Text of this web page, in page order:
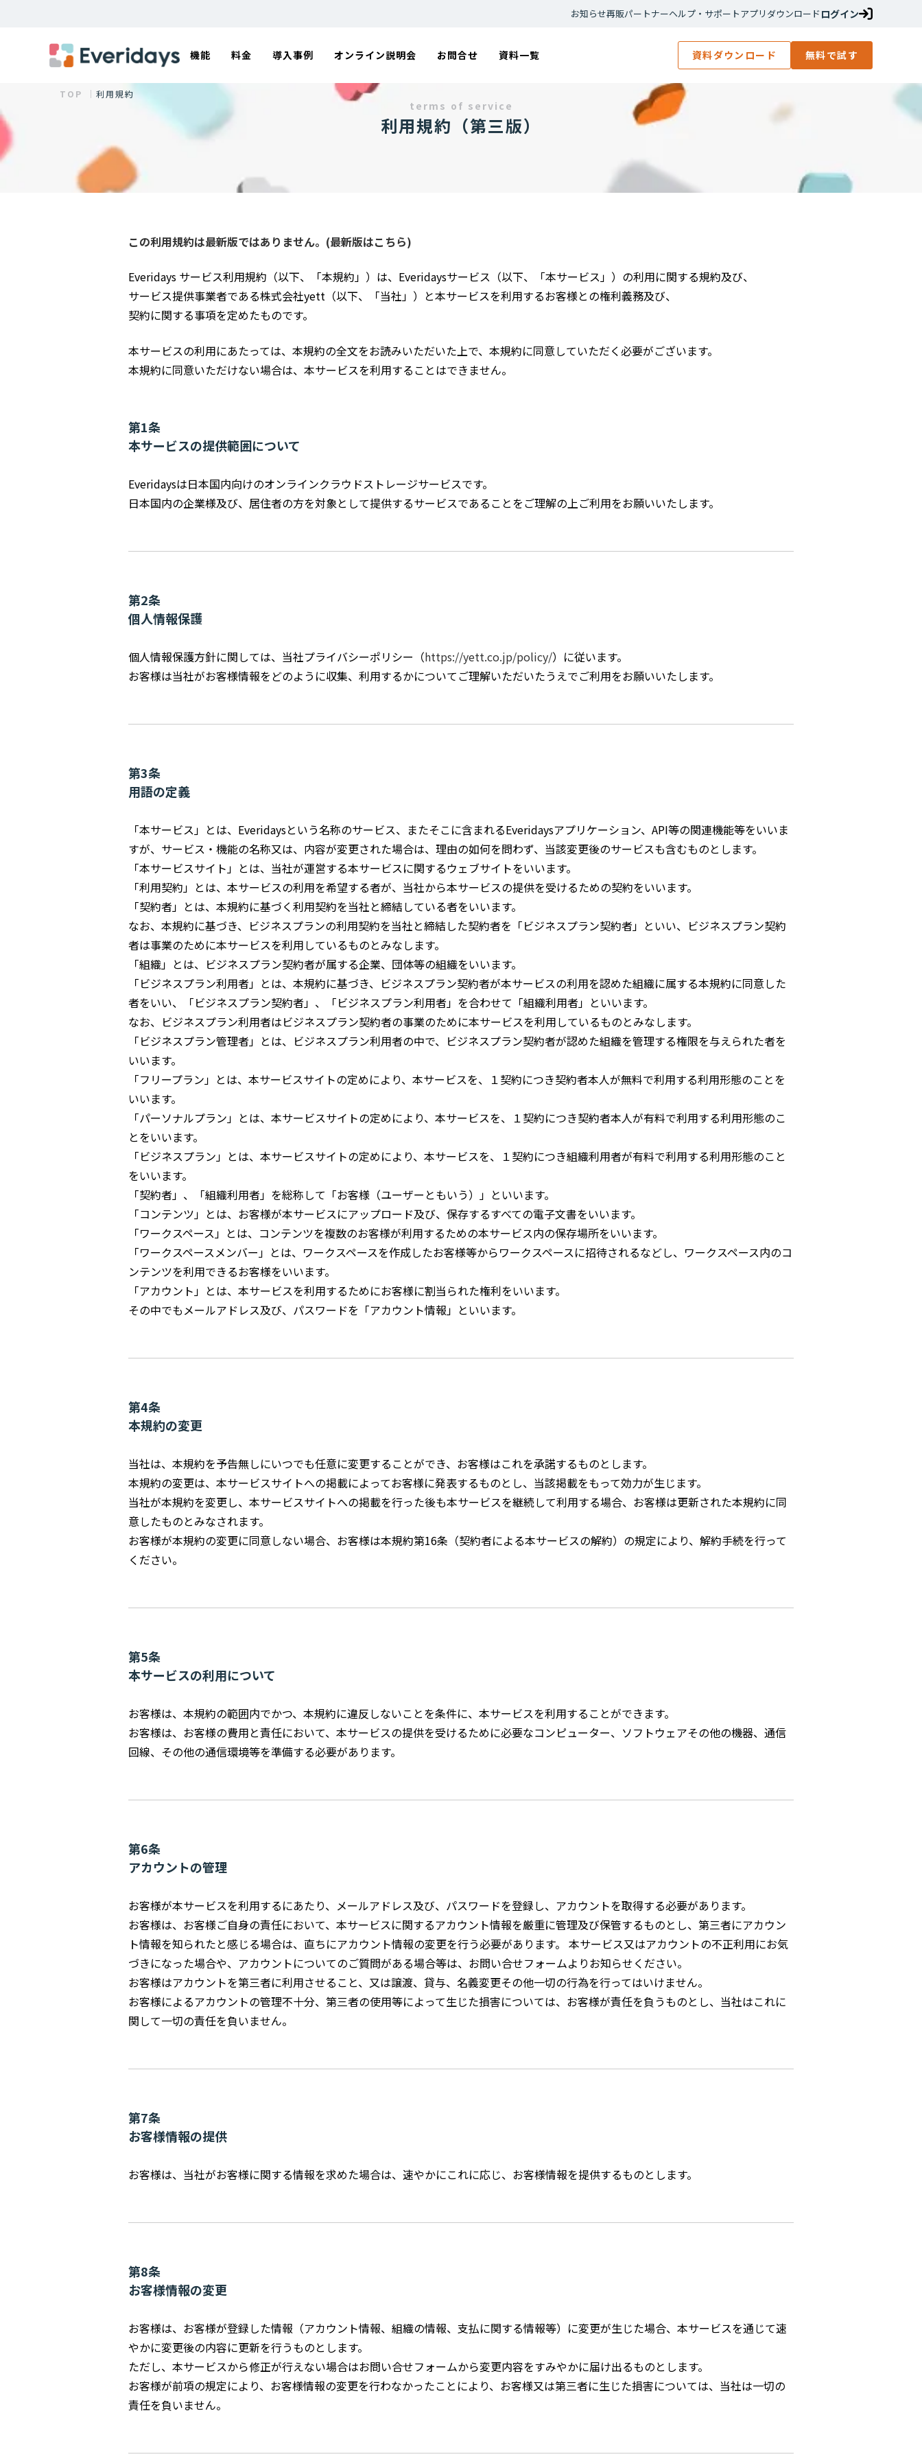
ログイン
アプリダウンロード
ヘルプ・サポート
再販パートナー
お知らせ
機能 料金 導入事例 オンライン説明会 お問合せ 資料一覧 資料ダウンロード 無料で試す
TOP ｜ 利用規約
terms of service
利用規約（第三版）
この利用規約は最新版ではありません。(最新版はこちら)
Everidays サービス利用規約（以下、「本規約」）は、Everidaysサービス（以下、「本サービス」）の利用に関する規約及び、
サービス提供事業者である株式会社yett（以下、「当社」）と本サービスを利用するお客様との権利義務及び、
契約に関する事項を定めたものです。
本サービスの利用にあたっては、本規約の全文をお読みいただいた上で、本規約に同意していただく必要がございます。
本規約に同意いただけない場合は、本サービスを利用することはできません。
第1条
本サービスの提供範囲について
Everidaysは日本国内向けのオンラインクラウドストレージサービスです。
日本国内の企業様及び、居住者の方を対象として提供するサービスであることをご理解の上ご利用をお願いいたします。
第2条
個人情報保護
個人情報保護方針に関しては、当社プライバシーポリシー（https://yett.co.jp/policy/）に従います。
お客様は当社がお客様情報をどのように収集、利用するかについてご理解いただいたうえでご利用をお願いいたします。
第3条
用語の定義
「本サービス」とは、Everidaysという名称のサービス、またそこに含まれるEveridaysアプリケーション、API等の関連機能等をいいま
すが、サービス・機能の名称又は、内容が変更された場合は、理由の如何を問わず、当該変更後のサービスも含むものとします。
「本サービスサイト」とは、当社が運営する本サービスに関するウェブサイトをいいます。
「利用契約」とは、本サービスの利用を希望する者が、当社から本サービスの提供を受けるための契約をいいます。
「契約者」とは、本規約に基づく利用契約を当社と締結している者をいいます。
なお、本規約に基づき、ビジネスプランの利用契約を当社と締結した契約者を「ビジネスプラン契約者」といい、ビジネスプラン契約
者は事業のために本サービスを利用しているものとみなします。
「組織」とは、ビジネスプラン契約者が属する企業、団体等の組織をいいます。
「ビジネスプラン利用者」とは、本規約に基づき、ビジネスプラン契約者が本サービスの利用を認めた組織に属する本規約に同意した
者をいい、「ビジネスプラン契約者」、「ビジネスプラン利用者」を合わせて「組織利用者」といいます。
なお、ビジネスプラン利用者はビジネスプラン契約者の事業のために本サービスを利用しているものとみなします。
「ビジネスプラン管理者」とは、ビジネスプラン利用者の中で、ビジネスプラン契約者が認めた組織を管理する権限を与えられた者を
いいます。
「フリープラン」とは、本サービスサイトの定めにより、本サービスを、１契約につき契約者本人が無料で利用する利用形態のことを
いいます。
「パーソナルプラン」とは、本サービスサイトの定めにより、本サービスを、１契約につき契約者本人が有料で利用する利用形態のこ
とをいいます。
「ビジネスプラン」とは、本サービスサイトの定めにより、本サービスを、１契約につき組織利用者が有料で利用する利用形態のこと
をいいます。
「契約者」、「組織利用者」を総称して「お客様（ユーザーともいう）」といいます。
「コンテンツ」とは、お客様が本サービスにアップロード及び、保存するすべての電子文書をいいます。
「ワークスペース」とは、コンテンツを複数のお客様が利用するための本サービス内の保存場所をいいます。
「ワークスペースメンバー」とは、ワークスペースを作成したお客様等からワークスペースに招待されるなどし、ワークスペース内のコ
ンテンツを利用できるお客様をいいます。
「アカウント」とは、本サービスを利用するためにお客様に割当られた権利をいいます。
その中でもメールアドレス及び、パスワードを「アカウント情報」といいます。
第4条
本規約の変更
当社は、本規約を予告無しにいつでも任意に変更することができ、お客様はこれを承諾するものとします。
本規約の変更は、本サービスサイトへの掲載によってお客様に発表するものとし、当該掲載をもって効力が生じます。
当社が本規約を変更し、本サービスサイトへの掲載を行った後も本サービスを継続して利用する場合、お客様は更新された本規約に同
意したものとみなされます。
お客様が本規約の変更に同意しない場合、お客様は本規約第16条（契約者による本サービスの解約）の規定により、解約手続を行って
ください。
第5条
本サービスの利用について
お客様は、本規約の範囲内でかつ、本規約に違反しないことを条件に、本サービスを利用することができます。
お客様は、お客様の費用と責任において、本サービスの提供を受けるために必要なコンピューター、ソフトウェアその他の機器、通信
回線、その他の通信環境等を準備する必要があります。
第6条
アカウントの管理
お客様が本サービスを利用するにあたり、メールアドレス及び、パスワードを登録し、アカウントを取得する必要があります。
お客様は、お客様ご自身の責任において、本サービスに関するアカウント情報を厳重に管理及び保管するものとし、第三者にアカウン
ト情報を知られたと感じる場合は、直ちにアカウント情報の変更を行う必要があります。 本サービス又はアカウントの不正利用にお気
づきになった場合や、アカウントについてのご質問がある場合等は、お問い合せフォームよりお知らせください。
お客様はアカウントを第三者に利用させること、又は譲渡、貸与、名義変更その他一切の行為を行ってはいけません。
お客様によるアカウントの管理不十分、第三者の使用等によって生じた損害については、お客様が責任を負うものとし、当社はこれに
関して一切の責任を負いません。
第7条
お客様情報の提供
お客様は、当社がお客様に関する情報を求めた場合は、速やかにこれに応じ、お客様情報を提供するものとします。
第8条
お客様情報の変更
お客様は、お客様が登録した情報（アカウント情報、組織の情報、支払に関する情報等）に変更が生じた場合、本サービスを通じて速
やかに変更後の内容に更新を行うものとします。
ただし、本サービスから修正が行えない場合はお問い合せフォームから変更内容をすみやかに届け出るものとします。
お客様が前項の規定により、お客様情報の変更を行わなかったことにより、お客様又は第三者に生じた損害については、当社は一切の
責任を負いません。